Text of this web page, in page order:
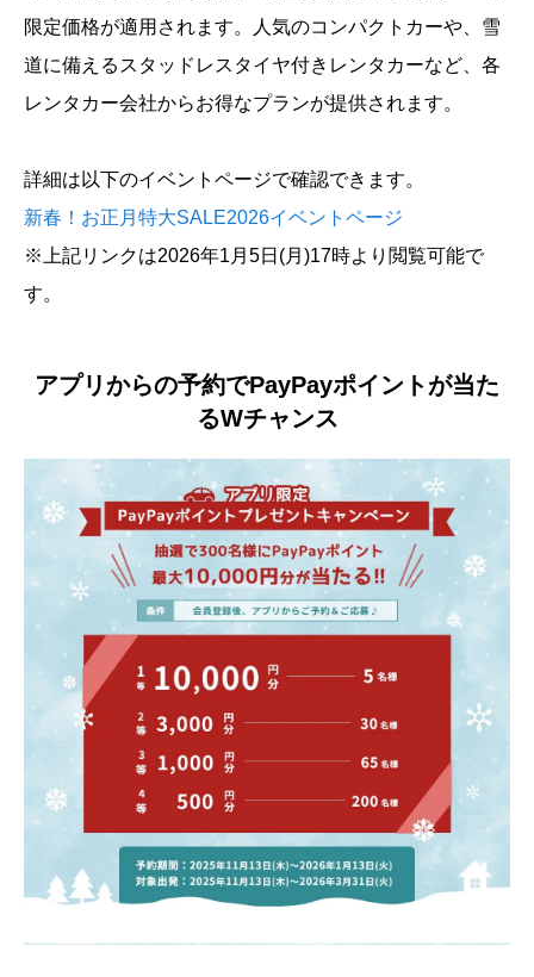
限定価格が適用されます。人気のコンパクトカーや、雪
道に備えるスタッドレスタイヤ付きレンタカーなど、各
レンタカー会社からお得なプランが提供されます。
詳細は以下のイベントページで確認できます。
新春！お正月特大SALE2026イベントページ
※上記リンクは2026年1月5日(月)17時より閲覧可能で
す。
アプリからの予約でPayPayポイントが当た
るWチャンス